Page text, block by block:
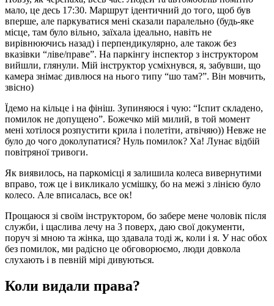
мало, це десь 17:30. Маршрут ідентичний до того, щоб був
вперше, але паркуватися мені сказали паралельно (будь-яке
місце, там було вільно, заїхала ідеально, навіть не
вирівнюючись назад) і перпендикулярно, але також без
вказівки “ліве/праве”. На паркінгу інспектор з інструктором
вийшли, глянули. Мій інструктор усміхнувся, я, забувши, що
камера знімає дивлюся на нього типу “шо там?”. Він мовчить,
звісно)
Їдемо на кільце і на фініш. Зупиняюся і чую: “Іспит складено,
помилок не допущено”. Божечко мій милий, в той момент
мені хотілося розпустити крила і полетіти, атвічяю)) Невже не
було до чого доколупатися? Нуль помилок? Ха! Лунає відбій
повітряної тривоги.
Як виявилось, на паркомісці я залишила колеса вивернутими
вправо, тож це і викликало усмішку, бо на межі з лінією було
колесо. Але вписалась, все ок!
Прощаюся зі своїм інструктором, бо забере мене чоловік після
служби, і щаслива лечу на 3 поверх, даю свої документи,
поруч зі мною та жінка, що здавала тоді ж, коли і я. У нас обох
без помилок, ми радісно це обговорюємо, люди довкола
слухають і в певній мірі дивуються.
Коли видали права?